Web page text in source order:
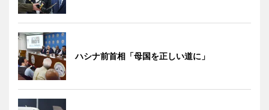
ハシナ前首相「母国を正しい道に」